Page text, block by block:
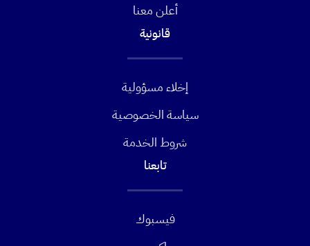
أعلن معنا
قانونية
إخلاء مسؤولية
سياسة الخصوصية
شروط الخدمة
تابعنا
فيسبوك